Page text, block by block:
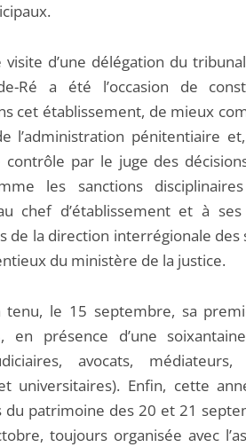
visite d’une délégation du
de-Ré a été l’occasion de
cet établissement, de mieux
l’administration pénitentiaire
contrôle par le juge des
les sanctions
chef d’établissement et à
de la direction interrégionale
du ministère de la justice.
tenu, le 15 septembre, sa
en présence d’une
avocats, médiateurs,
universitaires). Enfin, cette
du patrimoine des 20 et 21
toujours organisée avec